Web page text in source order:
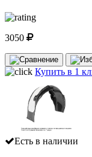
3050
Купить в 1
Есть в наличии